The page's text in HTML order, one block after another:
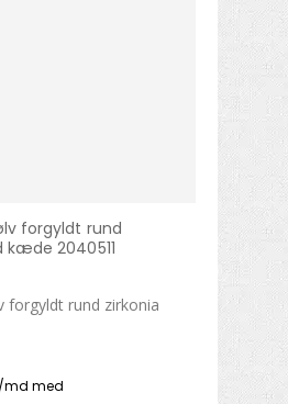
forgyldt rund
kæde 2040511
forgyldt rund zirkonia